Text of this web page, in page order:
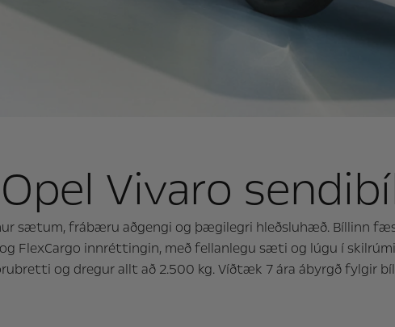
Opel Vivaro
sætum, frábæru aðgengi og þægilegri hleðsluhæð. Bíllinn
FlexCargo innréttingin, með fellanlegu sæti og lúgu í
og dregur allt að 2.500 kg. Víðtæk 7 ára ábyrgð fylgir